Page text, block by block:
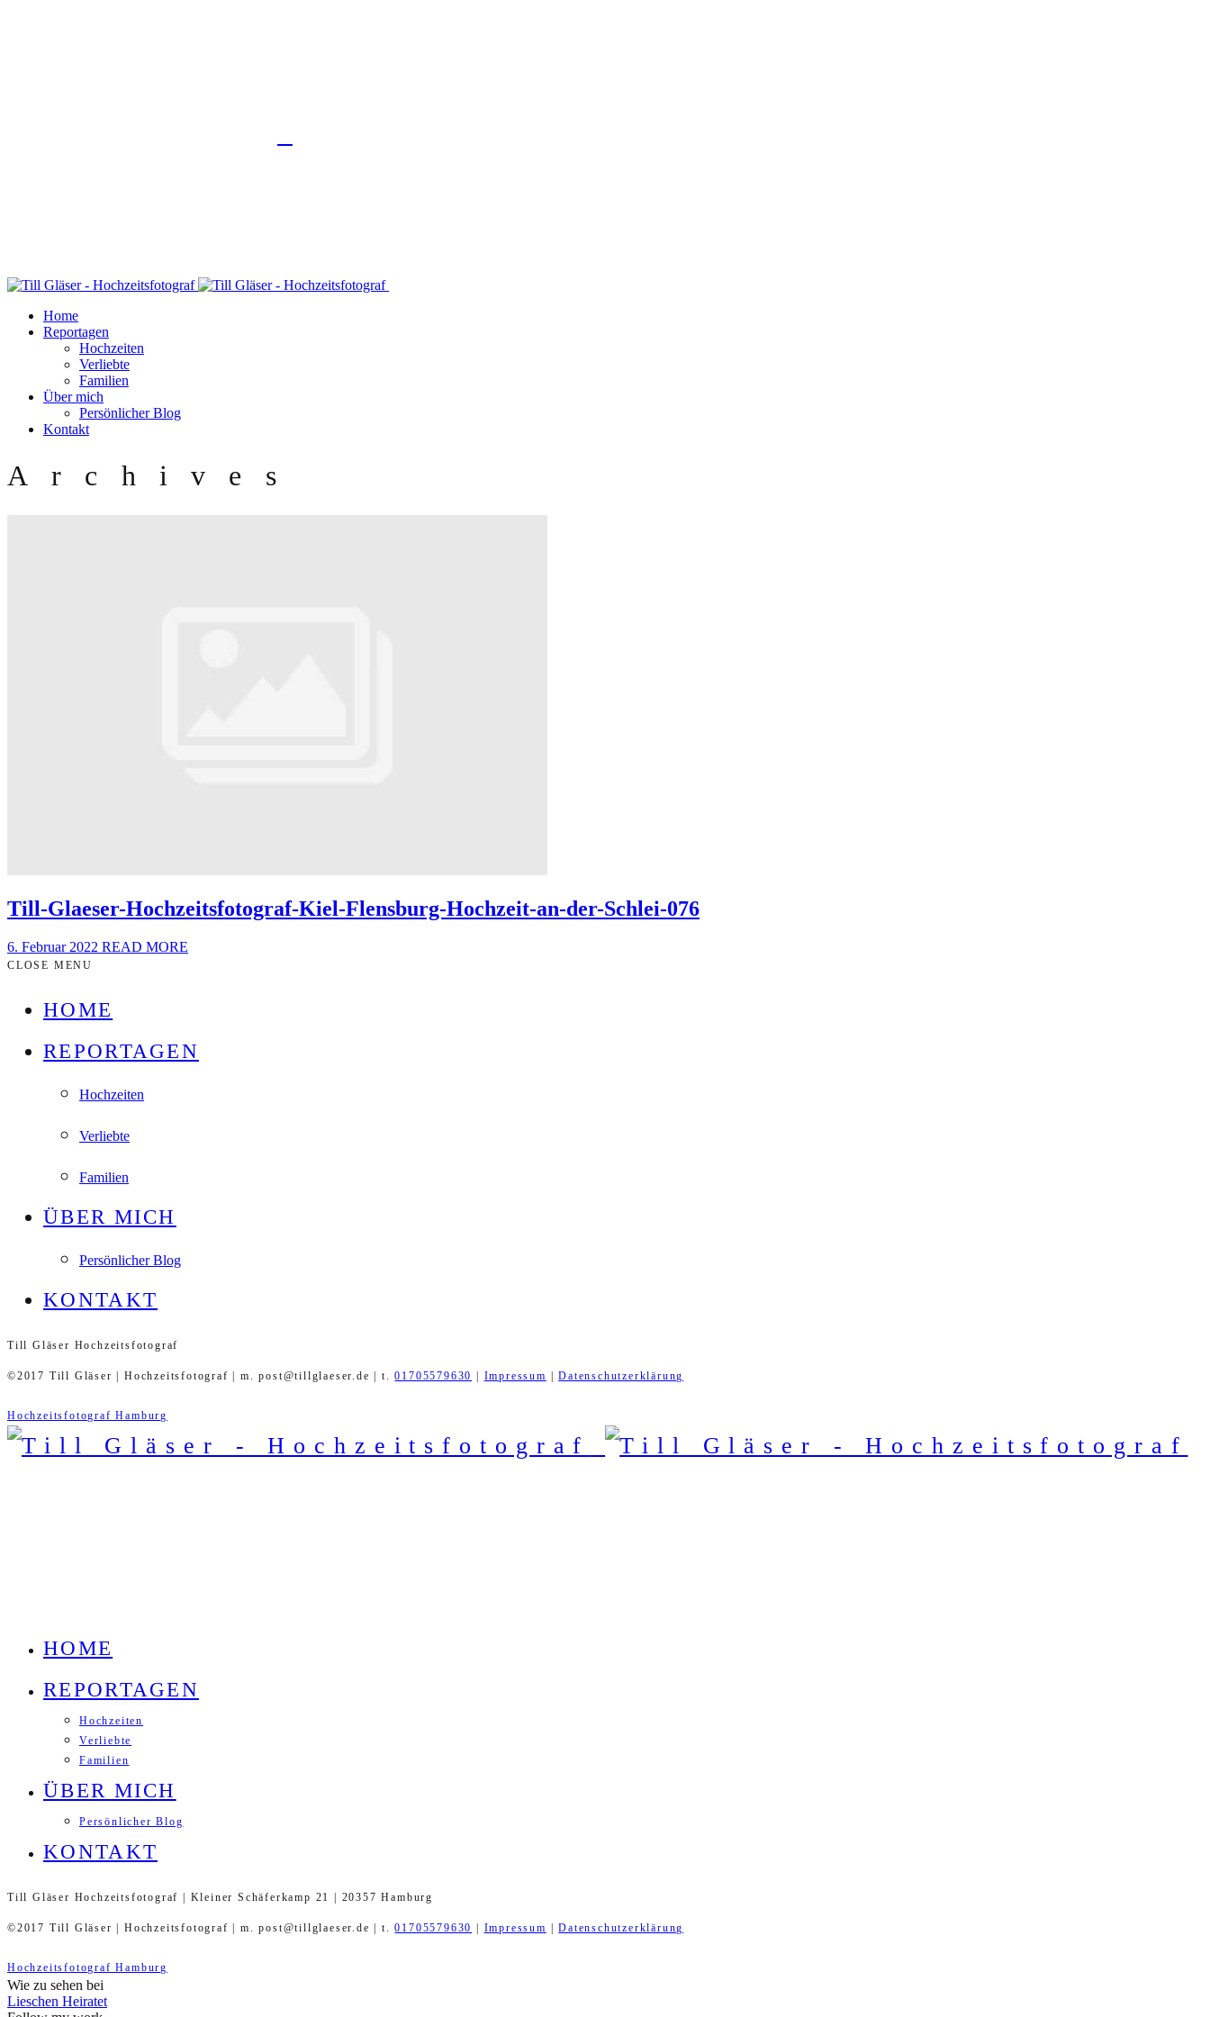
Home
Reportagen
Hochzeiten
Verliebte
Familien
Über mich
Persönlicher Blog
Kontakt
Archives
Till-Glaeser-Hochzeitsfotograf-Kiel-Flensburg-Hochzeit-an-der-Schlei-076
6. Februar 2022 READ MORE
CLOSE MENU
HOME
REPORTAGEN
Hochzeiten
Verliebte
Familien
ÜBER MICH
Persönlicher Blog
KONTAKT
Till Gläser Hochzeitsfotograf
©2017 Till Gläser | Hochzeitsfotograf | m. post@tillglaeser.de | t.01705579630 | Impressum |Datenschutzerklärung
Hochzeitsfotograf Hamburg
HOME
REPORTAGEN
Hochzeiten
Verliebte
Familien
ÜBER MICH
Persönlicher Blog
KONTAKT
Till Gläser Hochzeitsfotograf | Kleiner Schäferkamp 21 | 20357 Hamburg
©2017 Till Gläser | Hochzeitsfotograf | m. post@tillglaeser.de | t.01705579630 | Impressum |Datenschutzerklärung
Hochzeitsfotograf Hamburg
Wie zu sehen bei
Lieschen Heiratet